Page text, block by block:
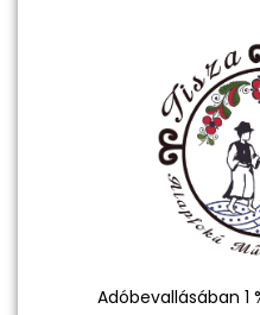
Adóbevallásában 1